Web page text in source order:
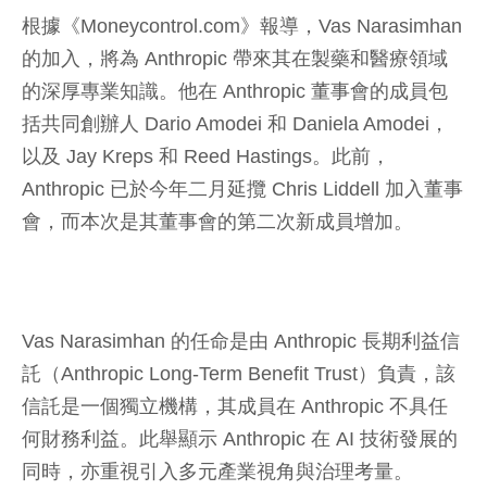
根據《Moneycontrol.com》報導，Vas Narasimhan
的加入，將為 Anthropic 帶來其在製藥和醫療領域
的深厚專業知識。他在 Anthropic 董事會的成員包
括共同創辦人 Dario Amodei 和 Daniela Amodei，
以及 Jay Kreps 和 Reed Hastings。此前，
Anthropic 已於今年二月延攬 Chris Liddell 加入董事
會，而本次是其董事會的第二次新成員增加。
Vas Narasimhan 的任命是由 Anthropic 長期利益信
託（Anthropic Long-Term Benefit Trust）負責，該
信託是一個獨立機構，其成員在 Anthropic 不具任
何財務利益。此舉顯示 Anthropic 在 AI 技術發展的
同時，亦重視引入多元產業視角與治理考量。